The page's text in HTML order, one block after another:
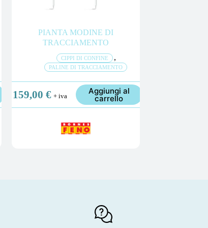
PIANTA MODINE DI
TRACCIAMENTO
CIPPI DI CONFINE ,
PALINE DI TRACCIAMENTO
159,00 € + iva
Aggiungi al
carrello